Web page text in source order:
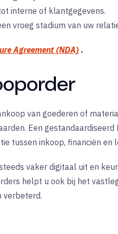
interne of klantgegevens.
vroeg stadium van uw
Agreement (NDA) .
van goederen of
Een
tussen inkoop, financiën en
vaker digitaal uit en
helpt u ook bij het
verbeterd.